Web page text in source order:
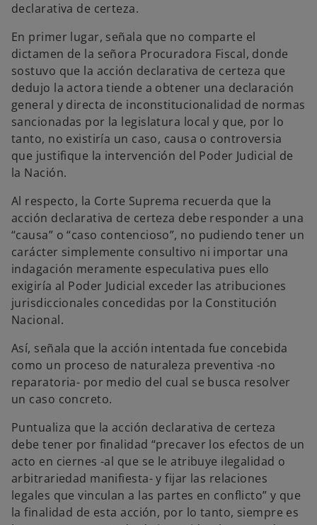
declarativa de certeza.
En primer lugar, señala que no comparte el
dictamen de la señora Procuradora Fiscal, donde
sostuvo que la acción declarativa de certeza que
dedujo la actora tiende a obtener una declaración
general y directa de inconstitucionalidad de normas
sancionadas por la legislatura local y que, por lo
tanto, no existiría un caso, causa o controversia
que justifique la intervención del Poder Judicial de
la Nación.
Al respecto, la Corte Suprema recuerda que la
acción declarativa de certeza debe responder a una
“causa” o “caso contencioso”, no pudiendo tener un
carácter simplemente consultivo ni importar una
indagación meramente especulativa pues ello
exigiría al Poder Judicial exceder las atribuciones
jurisdiccionales concedidas por la Constitución
Nacional.
Así, señala que la acción intentada fue concebida
como un proceso de naturaleza preventiva -no
reparatoria- por medio del cual se busca resolver
un caso concreto.
Puntualiza que la acción declarativa de certeza
debe tener por finalidad “precaver los efectos de un
acto en ciernes -al que se le atribuye ilegalidad o
arbitrariedad manifiesta- y fijar las relaciones
legales que vinculan a las partes en conflicto” y que
la finalidad de esta acción, por lo tanto, siempre es